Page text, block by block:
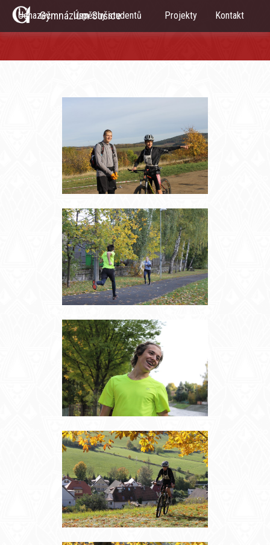
Gymnázium Sušice
Uchazeč Úspěchy studentů Projekty Kontakt